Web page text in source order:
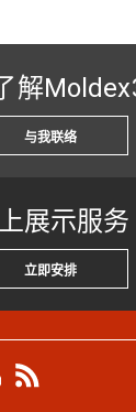
解
与我联络
展示服务
立即安排